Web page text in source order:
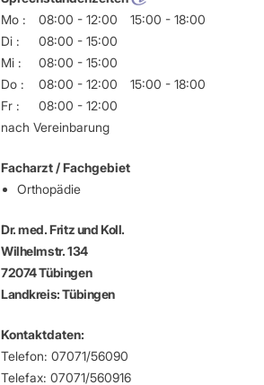
Mo :
08:00 - 12:00
15:00 - 18:00
Di :
08:00 - 15:00
Mi :
08:00 - 15:00
Do :
08:00 - 12:00
15:00 - 18:00
Fr :
08:00 - 12:00
nach Vereinbarung
Facharzt / Fachgebiet
Orthopädie
Dr. med. Fritz und Koll.
Wilhelmstr. 134
72074 Tübingen
Landkreis: Tübingen
Kontaktdaten:
Telefon: 07071/56090
Telefax: 07071/560916